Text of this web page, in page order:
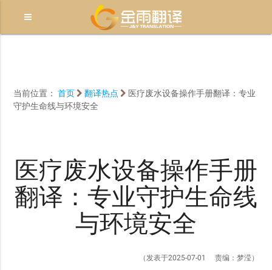
当前位置：首页 翻译热点
医疗废水设备操作手册翻译：专业
守护生命线与环境安全
医疗废水设备操作手册
翻译：专业守护生命线
与环境安全
（发表于2025-07-01 责编：梦滢）